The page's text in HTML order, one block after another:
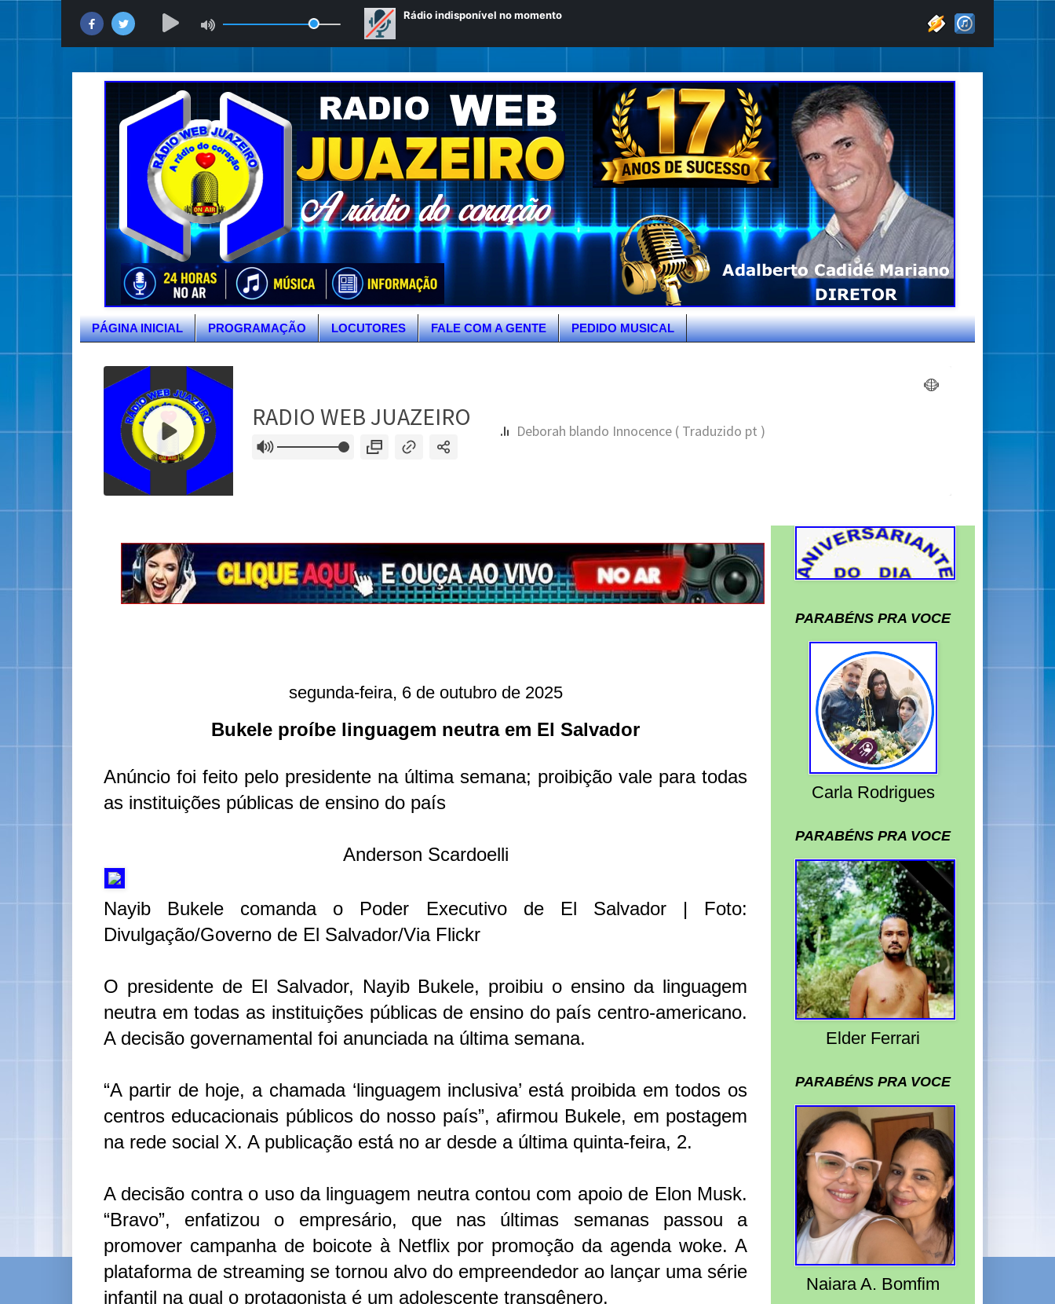
PÁGINA INICIAL PROGRAMAÇÃO LOCUTORES FALE COM A GENTE PEDIDO MUSICAL
segunda-feira, 6 de outubro de 2025
Bukele proíbe linguagem neutra em El Salvador
Anúncio foi feito pelo presidente na última semana; proibição vale para todas
as instituições públicas de ensino do país
Anderson Scardoelli
Nayib Bukele comanda o Poder Executivo de El Salvador | Foto:
Divulgação/Governo de El Salvador/Via Flickr
O presidente de El Salvador, Nayib Bukele, proibiu o ensino da linguagem
neutra em todas as instituições públicas de ensino do país centro-americano.
A decisão governamental foi anunciada na última semana.
“A partir de hoje, a chamada ‘linguagem inclusiva’ está proibida em todos os
centros educacionais públicos do nosso país”, afirmou Bukele, em postagem
na rede social X. A publicação está no ar desde a última quinta-feira, 2.
A decisão contra o uso da linguagem neutra contou com apoio de Elon Musk.
“Bravo”, enfatizou o empresário, que nas últimas semanas passou a
promover campanha de boicote à Netflix por promoção da agenda woke. A
plataforma de streaming se tornou alvo do empreendedor ao lançar uma série
infantil na qual o protagonista é um adolescente transgênero.
PARABÉNS PRA VOCE
Carla Rodrigues
PARABÉNS PRA VOCE
Elder Ferrari
PARABÉNS PRA VOCE
Naiara A. Bomfim